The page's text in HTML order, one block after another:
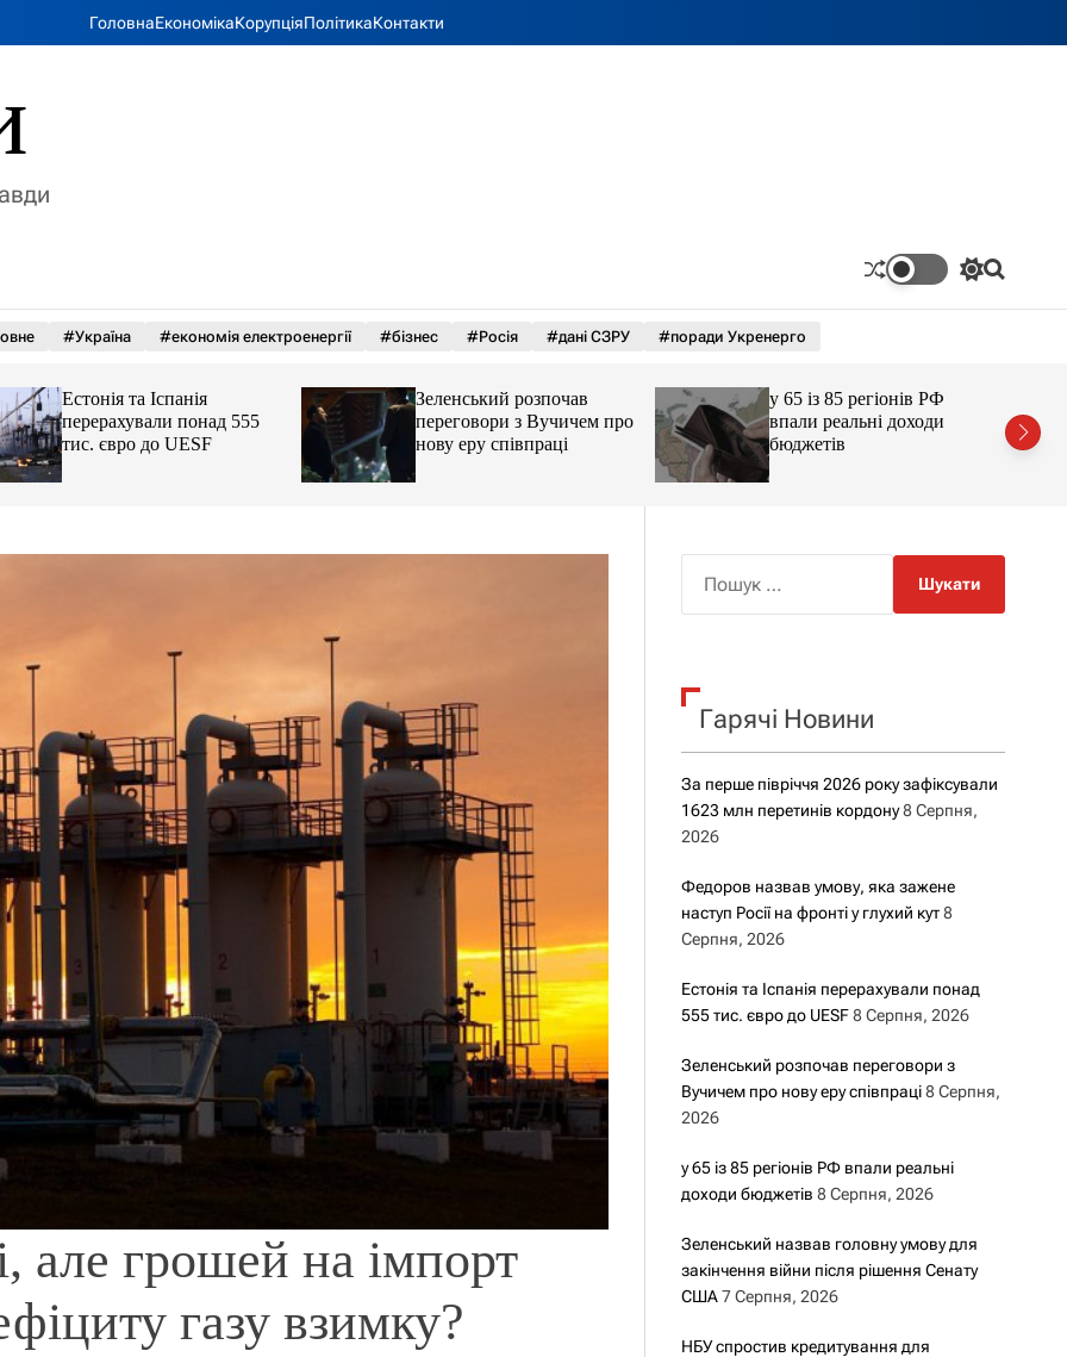
ГоловнаЕкономікаКорупціяПолітикаКонтакти
П
к
а
р
о
у
П
#Україна #економія електроенергії #бізнес #Росія #дані СЗРУ #поради Укренерго
Естонія та Іспанія
перерахували понад 555
тис. євро до UESF
Зеленський розпочав
переговори з Вучичем про
нову еру співпраці
у 65 із 85 регіонів РФ
впали реальні доходи
бюджетів
але грошей на імпорт
газу взимку?
к
Гарячі Новини
За перше півріччя 2026 року зафіксували
1623 млн перетинів кордону 8 Серпня,
2026
Федоров назвав умову, яка зажене
наступ Росії на фронті у глухий кут 8
Серпня, 2026
Естонія та Іспанія перерахували понад
555 тис. євро до UESF 8 Серпня, 2026
Зеленський розпочав переговори з
Вучичем про нову еру співпраці 8 Серпня,
2026
у 65 із 85 регіонів РФ впали реальні
доходи бюджетів 8 Серпня, 2026
Зеленський назвав головну умову для
закінчення війни після рішення Сенату
США 7 Серпня, 2026
НБУ спростив кредитування для